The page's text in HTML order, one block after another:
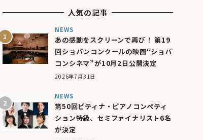
人気の記事
NEWS
あの感動をスクリーンで再び！ 第19
回ショパンコンクールの映画“ショパ
コンシネマ”が10月2日公開決定
2026年7月31日
NEWS
第50回ピティナ・ピアノコンペティ
ション特級、セミファイナリスト6名
が決定